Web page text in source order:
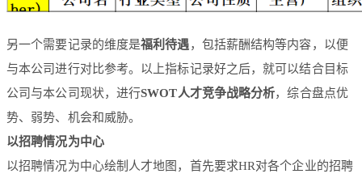
另一个需要记录的维度是福利待遇，包括薪酬结构等内容，以便
与本公司进行对比参考。以上指标记录好之后，就可以结合目标
公司与本公司现状，进行SWOT人才竞争战略分析，综合盘点优
势、弱势、机会和威胁。
以招聘情况为中心
以招聘情况为中心绘制人才地图，首先要求HR对各个企业的招聘